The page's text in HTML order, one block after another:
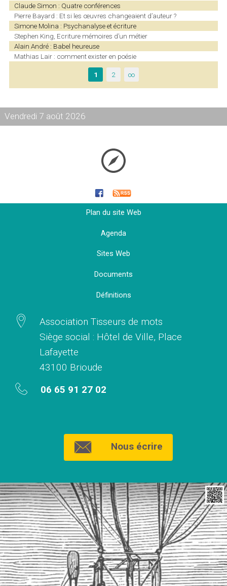
Claude Simon : Quatre conférences
Pierre Bayard : Et si les œuvres changeaient d’auteur ?
Simone Molina : Psychanalyse et écriture
Stephen King, Ecriture mémoires d’un métier
Alain André : Babel heureuse
Mathias Lair : comment exister en poésie
1 2 ∞
Vendredi 7 août 2026
Plan du site Web
Agenda
Sites Web
Documents
Définitions
Association Tisseurs de mots
Siège social : Hôtel de Ville, Place
Lafayette
43100 Brioude
06 65 91 27 02
Nous écrire